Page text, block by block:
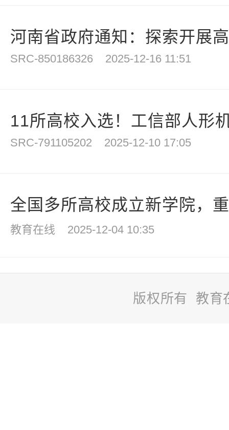
河南省政府通知：探索开展
SRC-850186326 2025-12-16 11:51
11所高校入选！工信部人形
SRC-791105202 2025-12-10 17:05
全国多所高校成立新学院，
教育在线 2025-12-04 10:35
版权所有 教育